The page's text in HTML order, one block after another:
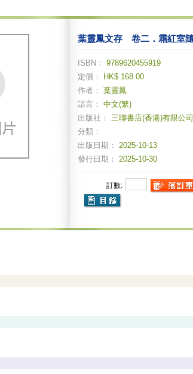
葉靈鳳文存 卷二．霜紅室
ISBN： 9789620455919
定價：
HK$ 168.00
作者： 葉靈鳳
語言： 中文(繁)
出版社： 三聯書店(香港)有限公司
分類：
出版日期： 2025-10-13
發行日期： 2025-10-30
訂數: